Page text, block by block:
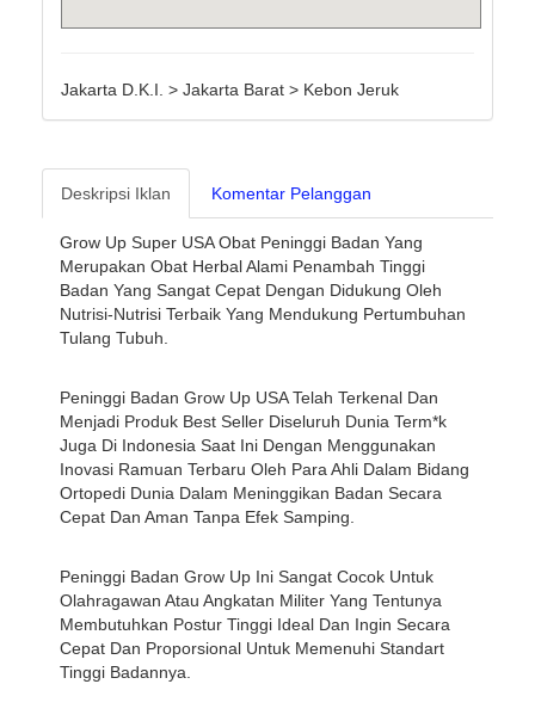
Jakarta D.K.I. > Jakarta Barat > Kebon Jeruk
Deskripsi Iklan Komentar Pelanggan
Grow Up Super USA Obat Peninggi Badan Yang
Merupakan Obat Herbal Alami Penambah Tinggi
Badan Yang Sangat Cepat Dengan Didukung Oleh
Nutrisi-Nutrisi Terbaik Yang Mendukung Pertumbuhan
Tulang Tubuh.
Peninggi Badan Grow Up USA Telah Terkenal Dan
Menjadi Produk Best Seller Diseluruh Dunia Term*k
Juga Di Indonesia Saat Ini Dengan Menggunakan
Inovasi Ramuan Terbaru Oleh Para Ahli Dalam Bidang
Ortopedi Dunia Dalam Meninggikan Badan Secara
Cepat Dan Aman Tanpa Efek Samping.
Peninggi Badan Grow Up Ini Sangat Cocok Untuk
Olahragawan Atau Angkatan Militer Yang Tentunya
Membutuhkan Postur Tinggi Ideal Dan Ingin Secara
Cepat Dan Proporsional Untuk Memenuhi Standart
Tinggi Badannya.